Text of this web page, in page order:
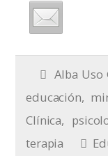
Alba Uso
educación,
Clínica,
terapia